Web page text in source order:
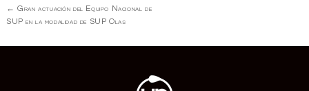
Navegación
de
← Gran actuación del Equipo Nacional de
SUP en la modalidad de SUP Olas